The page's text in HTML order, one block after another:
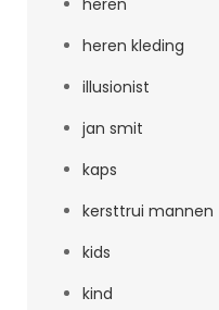
heren
heren kleding
illusionist
jan smit
kaps
kersttrui mannen
kids
kind